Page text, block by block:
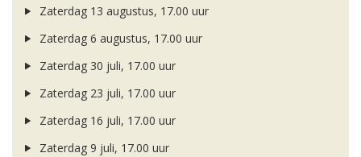
Zaterdag 13 augustus, 17.00 uur
Zaterdag 6 augustus, 17.00 uur
Zaterdag 30 juli, 17.00 uur
Zaterdag 23 juli, 17.00 uur
Zaterdag 16 juli, 17.00 uur
Zaterdag 9 juli, 17.00 uur